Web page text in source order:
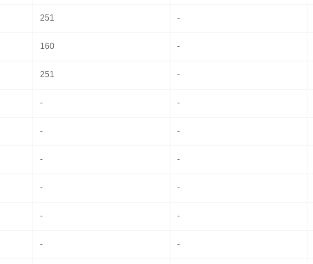
251 -
160 -
251 -
- -
- -
- -
- -
- -
- -